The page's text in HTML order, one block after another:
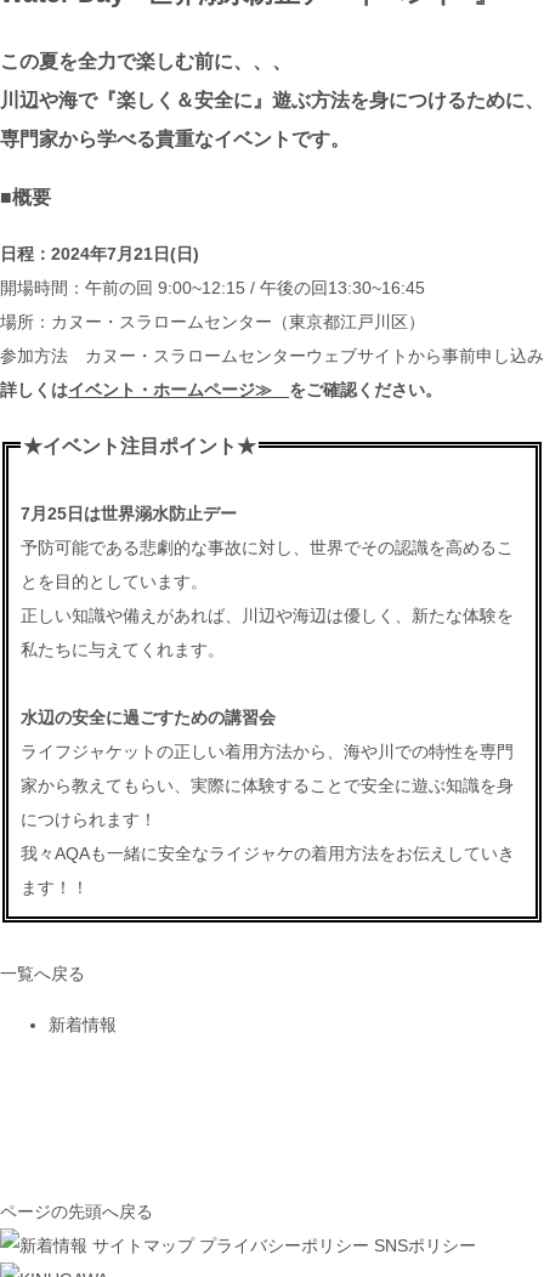
この夏を全力で楽しむ前に、、、
川辺や海で『楽しく＆安全に』遊ぶ方法を身につけるために、
専門家から学べる貴重なイベントです。
■概要
日程：2024年7月21日(日)
開場時間：午前の回 9:00~12:15 / 午後の回13:30~16:45
場所：カヌー・スラロームセンター（東京都江戸川区）
参加方法 カヌー・スラロームセンターウェブサイトから事前申し込み
詳しくはイベント・ホームページ≫ をご確認ください。
★イベント注目ポイント★
7月25日は世界溺水防止デー
予防可能である悲劇的な事故に対し、世界でその認識を高めるこ
とを目的としています。
正しい知識や備えがあれば、川辺や海辺は優しく、新たな体験を
私たちに与えてくれます。
水辺の安全に過ごすための講習会
ライフジャケットの正しい着用方法から、海や川での特性を専門
家から教えてもらい、実際に体験することで安全に遊ぶ知識を身
につけられます！
我々AQAも一緒に安全なライジャケの着用方法をお伝えしていき
ます！！
一覧へ戻る
新着情報
ページの先頭へ戻る
サイトマップ プライバシーポリシー SNSポリシー